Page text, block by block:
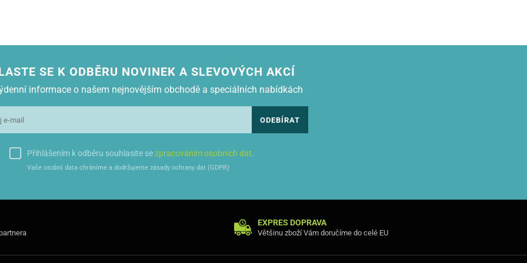
SE K ODBĚRU NOVINEK A SLEVOVÝCH AKCÍ
informace o našem nejnovějším obchodě a speciálních nabídkách
ODEBÍRAT
Přihlášením k odběru souhlasíte sezpracováním osobních dat.
Vaše osobní data chráníme a dodržujeme zásady ochrany dat (GDPR)
EXPRES DOPRAVA
Většinu zboží Vám doručíme do celé EU